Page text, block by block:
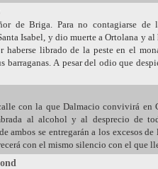
de Briga. Para no contagiarse
Isabel, y dio muerte a Ortolana y
haberse librado de la peste en el
barraganas. A pesar del odio que
con la que Dalmacio convivirá en
al alcohol y al desprecio de
ambos se entregarán a los excesos
con el mismo silencio con el que